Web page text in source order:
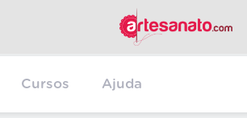
Cursos Ajuda